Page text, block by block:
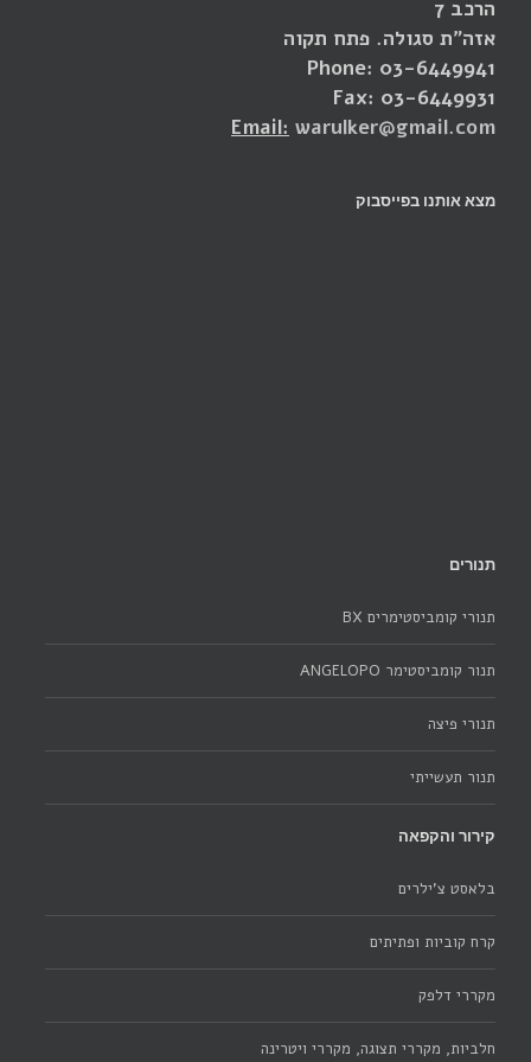
הרכב 7
אזה"ת סגולה. פתח תקוה
Phone: 03-6449941
Fax: 03-6449931
Email: warulker@gmail.com
מצא אותנו בפייסבוק
תנורים
תנורי קומביסטימרים BX
תנור קומביסטימר ANGELOPO
תנורי פיצה
תנור תעשייתי
קירור והקפאה
בלאסט צ'ילרים
קרח קוביות ופתיתים
מקררי דלפק
חלביות, מקררי תצוגה, מקררי ויטרינה